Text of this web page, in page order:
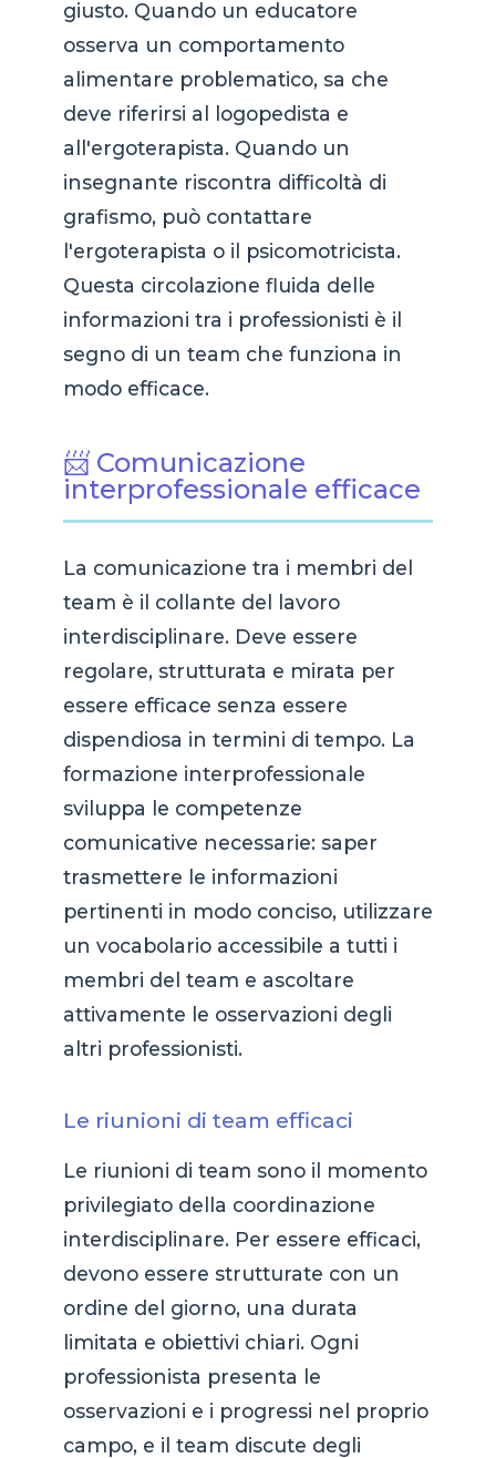
giusto. Quando un educatore
osserva un comportamento
alimentare problematico, sa che
deve riferirsi al logopedista e
all'ergoterapista. Quando un
insegnante riscontra difficoltà di
grafismo, può contattare
l'ergoterapista o il psicomotricista.
Questa circolazione fluida delle
informazioni tra i professionisti è il
segno di un team che funziona in
modo efficace.
📨 Comunicazione
interprofessionale efficace
La comunicazione tra i membri del
team è il collante del lavoro
interdisciplinare. Deve essere
regolare, strutturata e mirata per
essere efficace senza essere
dispendiosa in termini di tempo. La
formazione interprofessionale
sviluppa le competenze
comunicative necessarie: saper
trasmettere le informazioni
pertinenti in modo conciso, utilizzare
un vocabolario accessibile a tutti i
membri del team e ascoltare
attivamente le osservazioni degli
altri professionisti.
Le riunioni di team efficaci
Le riunioni di team sono il momento
privilegiato della coordinazione
interdisciplinare. Per essere efficaci,
devono essere strutturate con un
ordine del giorno, una durata
limitata e obiettivi chiari. Ogni
professionista presenta le
osservazioni e i progressi nel proprio
campo, e il team discute degli